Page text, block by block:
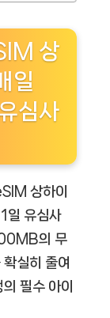
상
일
심사
상하이
일 유심사
의 무
실히 줄여
필수 아이